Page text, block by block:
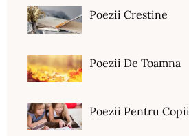
Poezii Crestine
Poezii De Toamna
Poezii Pentru Copii